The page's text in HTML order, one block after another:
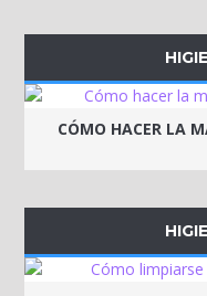
CÓMO HACER LA